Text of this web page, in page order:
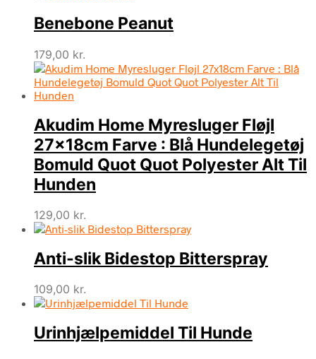
Benebone Peanut
179,00 kr.
Akudim Home Myresluger Fløjl
27x18cm Farve : Blå Hundelegetøj
Bomuld Quot Quot Polyester Alt Til
Hunden
129,00 kr.
Anti-slik Bidestop Bitterspray
109,00 kr.
Urinhjælpemiddel Til Hunde